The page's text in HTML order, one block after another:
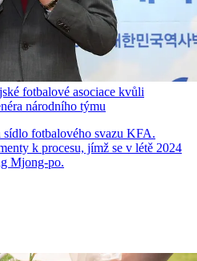
fotbalové asociace kvůli
národního týmu
fotbalového svazu KFA.
k procesu, jímž se v létě 2024
Mjong-po.